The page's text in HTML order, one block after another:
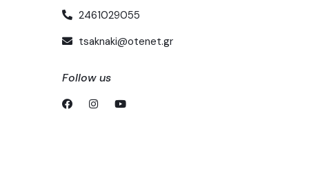
2461029055
tsaknaki@otenet.gr
Follow us